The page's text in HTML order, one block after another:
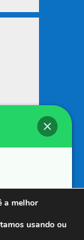
- SOLUÇÕES DIGITAIS |
a melhor
usando ou